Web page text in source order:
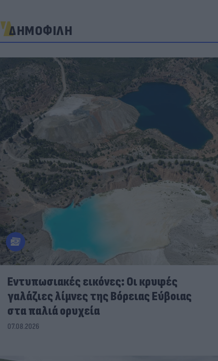
ΔΗΜΟΦΙΛΗ
Εντυπωσιακές εικόνες: Οι κρυφές
γαλάζιες λίμνες της Βόρειας Εύβοιας
στα παλιά ορυχεία
07.08.2026